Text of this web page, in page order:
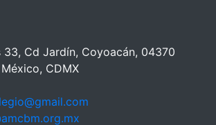
33, Cd Jardín, Coyoacán, 04370
CDMX